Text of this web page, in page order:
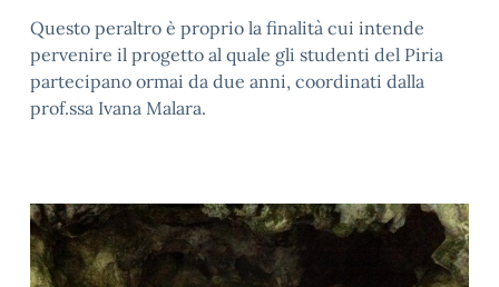
Questo peraltro è proprio la finalità cui intende
pervenire il progetto al quale gli studenti del Piria
partecipano ormai da due anni, coordinati dalla
prof.ssa Ivana Malara.